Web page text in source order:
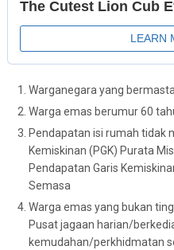
Warganegara yang
Warga emas berumur 60
Pendapatan isi rumah tidak
Kemiskinan (PGK) Purata
Pendapatan Garis
Semasa
Warga emas yang bukan
Pusat jagaan harian/
kemudahan/perkhidmatan